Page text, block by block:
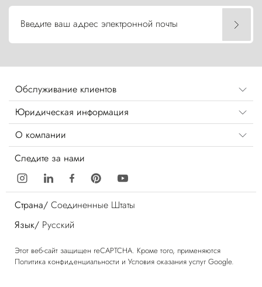
Введите ваш адрес электронной почты
Обслуживание клиентов
Юридическая информация
О компании
Следите за нами
Страна/ Соединенные Штаты
Язык/ Русский
Этот веб-сайт защищен reCAPTCHA. Кроме того, применяются
Политика конфиденциальности и Условия оказания услуг Google.